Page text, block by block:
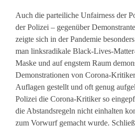
Auch die parteiliche Unfairness der
der Polizei – gegenüber
zeigte sich in der Pandemie
man linksradikale Black-Lives-
Maske und auf engstem Raum
Demonstrationen von Corona-
Auflagen gestellt und oft genug
Polizei die Corona-Kritiker so
die Abstandsregeln nicht einhalten
zum Vorwurf gemacht wurde.